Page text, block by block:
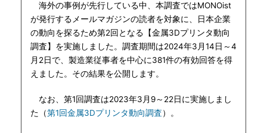
海外の事例が先行している中、本調査ではMONOist
が発行するメールマガジンの読者を対象に、日本企業
の動向を探るため第2回となる【金属3Dプリンタ動向
調査】を実施しました。調査期間は2024年3月14日～4
月2日で、製造業従事者を中心に381件の有効回答を得
えました。その結果を公開します。
なお、第1回調査は2023年3月9～22日に実施しまし
た（第1回金属3Dプリンタ動向調査）。